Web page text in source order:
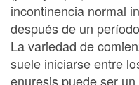
incontinencia normal
después de un
La variedad de
suele iniciarse entre
enuresis puede ser